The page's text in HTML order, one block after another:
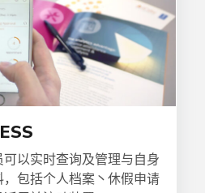
以实时查询及管理与自身
包括个人档案丶休假申请